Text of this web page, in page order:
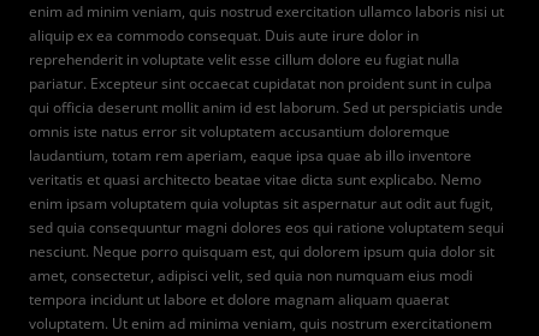
enim ad minim veniam, quis nostrud exercitation ullamco laboris nisi ut
aliquip ex ea commodo consequat. Duis aute irure dolor in
reprehenderit in voluptate velit esse cillum dolore eu fugiat nulla
pariatur. Excepteur sint occaecat cupidatat non proident sunt in culpa
qui officia deserunt mollit anim id est laborum. Sed ut perspiciatis unde
omnis iste natus error sit voluptatem accusantium doloremque
laudantium, totam rem aperiam, eaque ipsa quae ab illo inventore
veritatis et quasi architecto beatae vitae dicta sunt explicabo. Nemo
enim ipsam voluptatem quia voluptas sit aspernatur aut odit aut fugit,
sed quia consequuntur magni dolores eos qui ratione voluptatem sequi
nesciunt. Neque porro quisquam est, qui dolorem ipsum quia dolor sit
amet, consectetur, adipisci velit, sed quia non numquam eius modi
tempora incidunt ut labore et dolore magnam aliquam quaerat
voluptatem. Ut enim ad minima veniam, quis nostrum exercitationem